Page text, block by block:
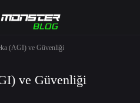
(AGI) ve Güvenliği
ve Güvenliği